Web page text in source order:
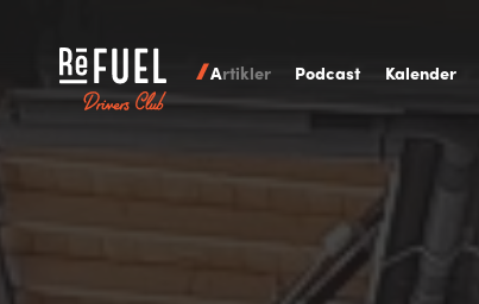
Artikler Podcast Kalender